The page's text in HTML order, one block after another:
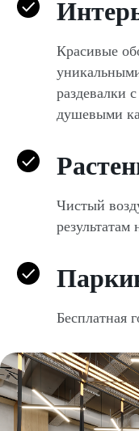
Красивые
раздевалки
душевыми
Чистый
результатам
Бесплатная